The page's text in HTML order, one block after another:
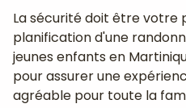
La sécurité doit être votre
planification d'une
jeunes enfants en
pour assurer une
agréable pour toute la